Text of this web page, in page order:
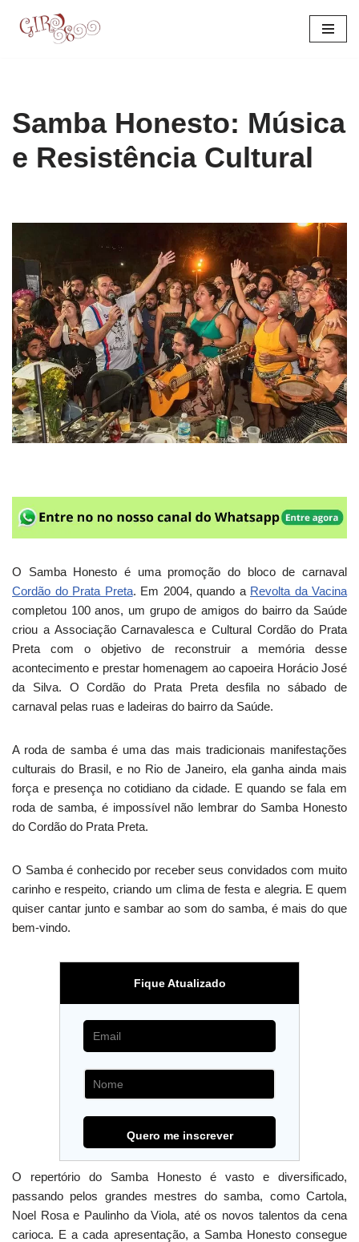
Samba Honesto: Música
e Resistência Cultural
O Samba Honesto é uma promoção do bloco de carnaval
Cordão do Prata Preta. Em 2004, quando a Revolta da Vacina
completou 100 anos, um grupo de amigos do bairro da Saúde
criou a Associação Carnavalesca e Cultural Cordão do Prata
Preta com o objetivo de reconstruir a memória desse
acontecimento e prestar homenagem ao capoeira Horácio José
da Silva. O Cordão do Prata Preta desfila no sábado de
carnaval pelas ruas e ladeiras do bairro da Saúde.
A roda de samba é uma das mais tradicionais manifestações
culturais do Brasil, e no Rio de Janeiro, ela ganha ainda mais
força e presença no cotidiano da cidade. E quando se fala em
roda de samba, é impossível não lembrar do Samba Honesto
do Cordão do Prata Preta.
O Samba é conhecido por receber seus convidados com muito
carinho e respeito, criando um clima de festa e alegria. E quem
quiser cantar junto e sambar ao som do samba, é mais do que
bem-vindo.
Fique Atualizado
O repertório do Samba Honesto é vasto e diversificado,
passando pelos grandes mestres do samba, como Cartola,
Noel Rosa e Paulinho da Viola, até os novos talentos da cena
carioca. E a cada apresentação, a Samba Honesto consegue